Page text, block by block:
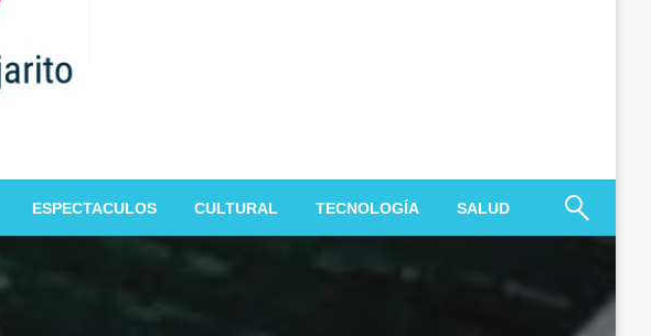
ESPECTACULOS CULTURAL TECNOLOGÍA SALUD